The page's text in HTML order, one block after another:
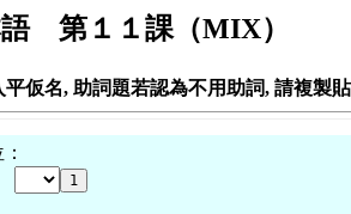
第１１課（MIX）
仮名, 助詞題若認為不用助詞, 請複製